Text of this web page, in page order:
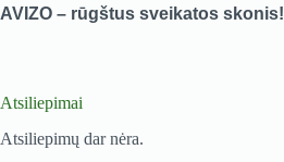
AVIZO – rūgštus sveikatos skonis!
Atsiliepimai
Atsiliepimų dar nėra.